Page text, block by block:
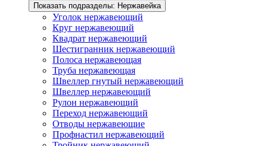
Показать подразделы: Нержавейка
Уголок нержавеющий
Круг нержавеющий
Квадрат нержавеющий
Шестигранник нержавеющий
Полоса нержавеющая
Труба нержавеющая
Швеллер гнутый нержавеющий
Швеллер нержавеющий
Рулон нержавеющий
Переход нержавеющий
Отводы нержавеющие
Профнастил нержавеющий